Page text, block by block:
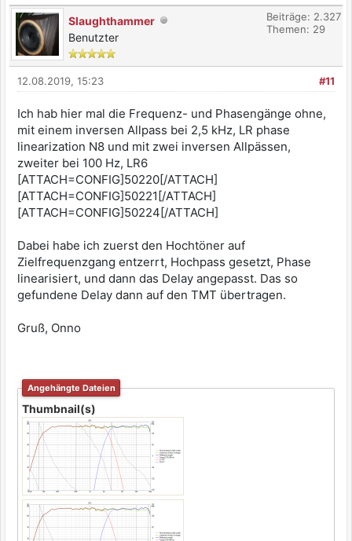
Slaughthammer
Benutzter
Beiträge: 2.327
Themen: 29
#11
12.08.2019, 15:23
Ich hab hier mal die Frequenz- und Phasengänge ohne,
mit einem inversen Allpass bei 2,5 kHz, LR phase
linearization N8 und mit zwei inversen Allpässen,
zweiter bei 100 Hz, LR6
[ATTACH=CONFIG]50220[/ATTACH]
[ATTACH=CONFIG]50221[/ATTACH]
[ATTACH=CONFIG]50224[/ATTACH]
Dabei habe ich zuerst den Hochtöner auf
Zielfrequenzgang entzerrt, Hochpass gesetzt, Phase
linearisiert, und dann das Delay angepasst. Das so
gefundene Delay dann auf den TMT übertragen.
Gruß, Onno
Angehängte Dateien
Thumbnail(s)